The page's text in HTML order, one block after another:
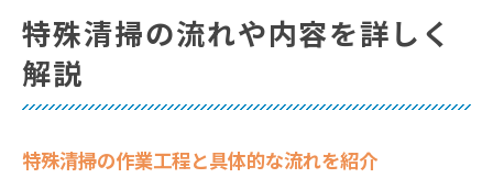
特殊清掃の流れや内容を詳しく
解説
特殊清掃の作業工程と具体的な流れを紹介